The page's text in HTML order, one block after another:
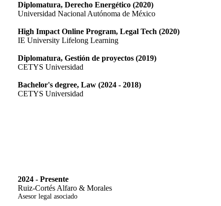
Diplomatura, Derecho Energético (2020)
Universidad Nacional Autónoma de México
High Impact Online Program, Legal Tech (2020)
IE University Lifelong Learning
Diplomatura, Gestión de proyectos (2019)
CETYS Universidad
Bachelor's degree, Law (2024 - 2018)
CETYS Universidad
2024 - Presente
Ruiz-Cortés Alfaro & Morales
Asesor legal asociado